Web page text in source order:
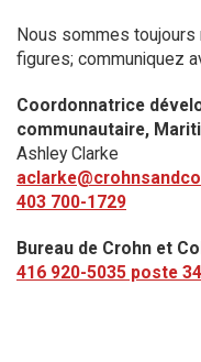
Nous sommes toujours
figures; communiquez
Coordonnatrice
communautaire,
Ashley Clarke
403 700-1729
Bureau de Crohn et
416 920-5035 poste